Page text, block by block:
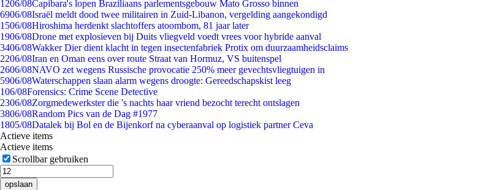
1206/08Capibara's lopen Braziliaans parlementsgebouw Mato Grosso binnen
6906/08Israël meldt dood twee militairen in Zuid-Libanon, vergelding aangekondigd
1506/08Hiroshima herdenkt slachtoffers atoombom, 81 jaar later
1906/08Drone met explosieven bij Duits vliegveld voedt vrees voor hybride aanval
3406/08Wakker Dier dient klacht in tegen insectenfabriek Protix om duurzaamheidsclaims
2206/08Iran en Oman eens over route Straat van Hormuz, VS buitenspel
2606/08NAVO zet wegens Russische provocatie 250% meer gevechtsvliegtuigen in
5906/08Waterschappen slaan alarm wegens droogte: Gereedschapskist leeg
106/08Forensics: Crime Scene Detective
2306/08Zorgmedewerkster die 's nachts haar vriend bezocht terecht ontslagen
3806/08Random Pics van de Dag #1977
1805/08Datalek bij Bol en de Bijenkorf na cyberaanval op logistiek partner Ceva
Actieve items
Actieve items
Scrollbar gebruiken
opslaan